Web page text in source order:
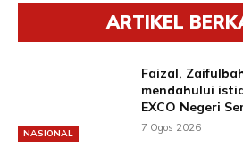
ARTIKEL
NASIONAL
Faizal,
mendahului
EXCO Negeri
7 Ogos 2026